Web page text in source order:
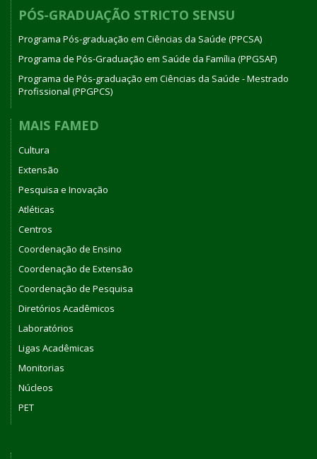
PÓS-GRADUAÇÃO STRICTO SENSU
Programa Pós-graduação em Ciências da Saúde (PPCSA)
Programa de Pós-Graduação em Saúde da Família (PPGSAF)
Programa de Pós-graduação em Ciências da Saúde - Mestrado
Profissional (PPGPCS)
MAIS FAMED
Cultura
Extensão
Pesquisa e Inovação
Atléticas
Centros
Coordenação de Ensino
Coordenação de Extensão
Coordenação de Pesquisa
Diretórios Acadêmicos
Laboratórios
Ligas Acadêmicas
Monitorias
Núcleos
PET